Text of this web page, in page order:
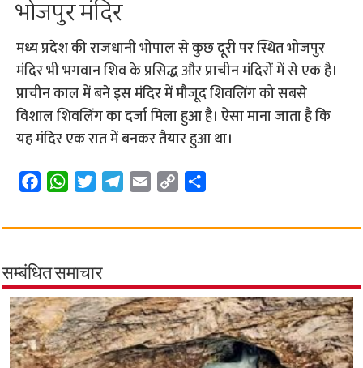
भोजपुर मंदिर
मध्य प्रदेश की राजधानी भोपाल से कुछ दूरी पर स्थित भोजपुर
मंदिर भी भगवान शिव के प्रसिद्ध और प्राचीन मंदिरों में से एक है।
प्राचीन काल में बने इस मंदिर में मौजूद शिवलिंग को सबसे
विशाल शिवलिंग का दर्जा मिला हुआ है। ऐसा माना जाता है कि
यह मंदिर एक रात में बनकर तैयार हुआ था।
c
b
o
o
k
W
a
s
A
p
p
i
t
e
r
l
r
a
m
a
p
i
n
k
a
सम्बंधित समाचार